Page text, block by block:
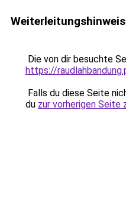
Weiterleitungshinweis
Die von dir besuchte
https://
Falls du diese Seite
du zur vorherigen Seite